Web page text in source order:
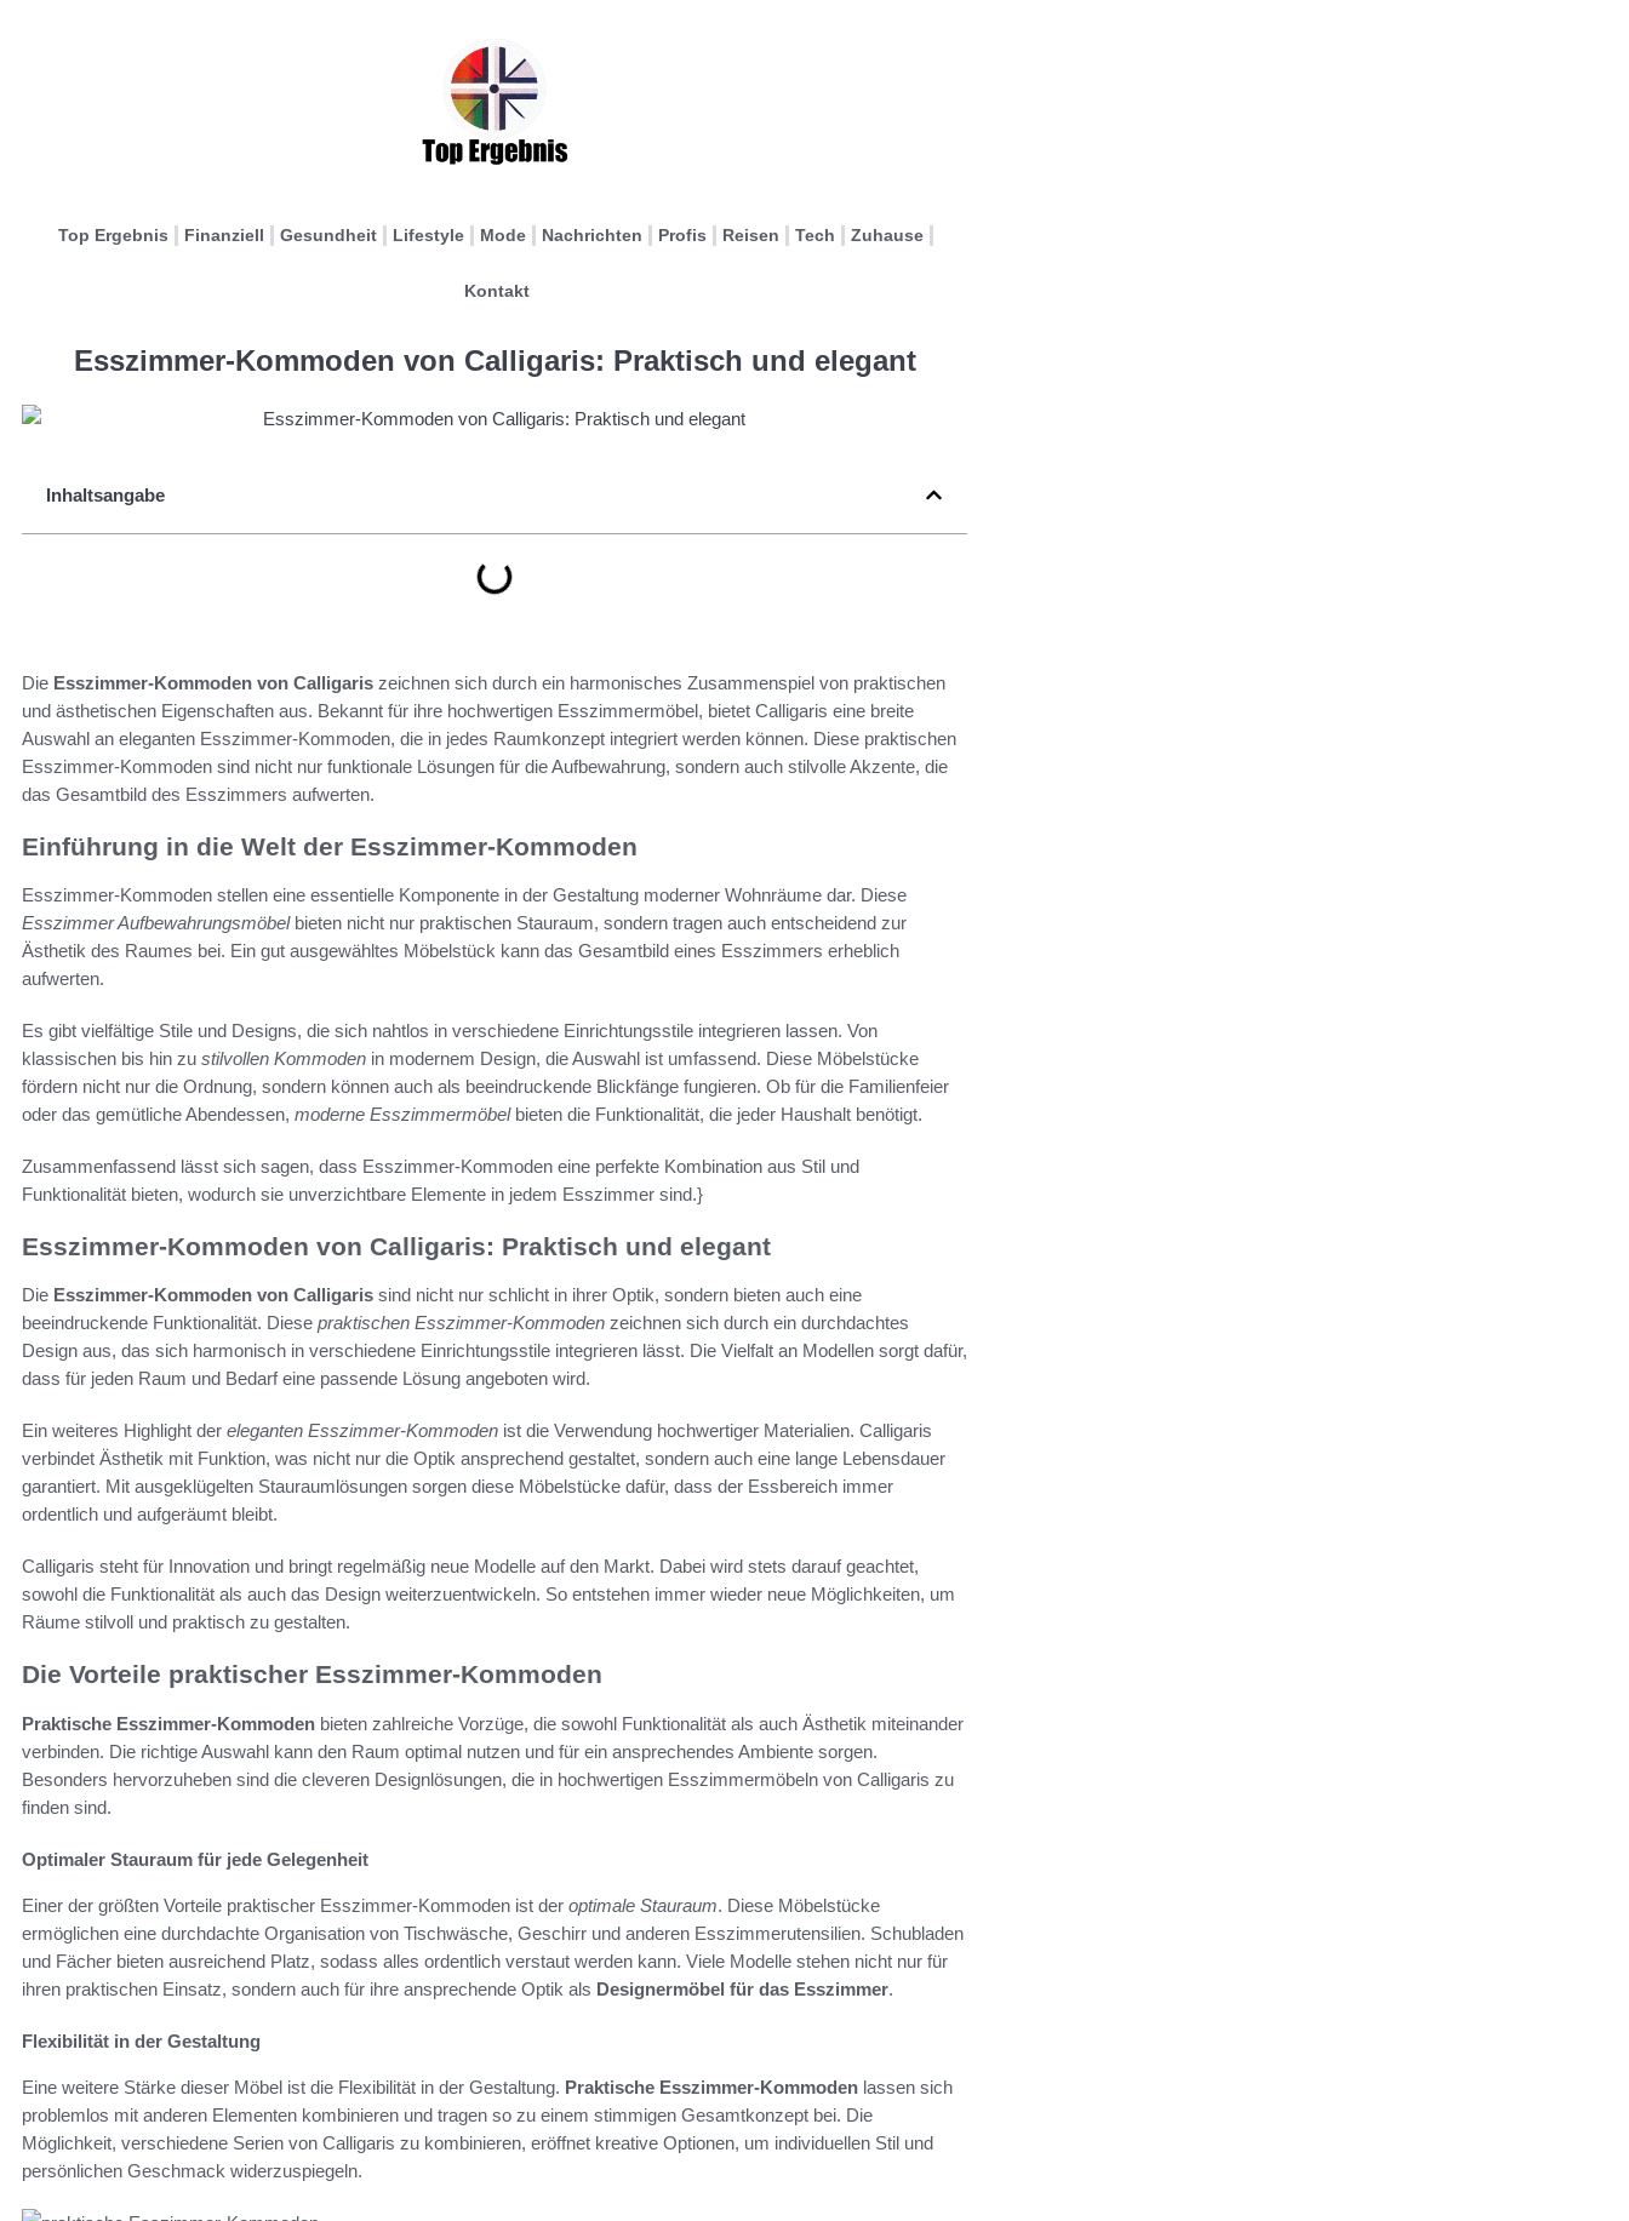
Top Ergebnis Finanziell Gesundheit Lifestyle Mode Nachrichten Profis Reisen Tech Zuhause
Kontakt
Esszimmer-Kommoden von Calligaris: Praktisch und elegant
Inhaltsangabe
Die Esszimmer-Kommoden von Calligaris zeichnen sich durch ein harmonisches Zusammenspiel von praktischen
und ästhetischen Eigenschaften aus. Bekannt für ihre hochwertigen Esszimmermöbel, bietet Calligaris eine breite
Auswahl an eleganten Esszimmer-Kommoden, die in jedes Raumkonzept integriert werden können. Diese praktischen
Esszimmer-Kommoden sind nicht nur funktionale Lösungen für die Aufbewahrung, sondern auch stilvolle Akzente, die
das Gesamtbild des Esszimmers aufwerten.
Einführung in die Welt der Esszimmer-Kommoden
Esszimmer-Kommoden stellen eine essentielle Komponente in der Gestaltung moderner Wohnräume dar. Diese
Esszimmer Aufbewahrungsmöbelbieten nicht nur praktischen Stauraum, sondern tragen auch entscheidend zur
Ästhetik des Raumes bei. Ein gut ausgewähltes Möbelstück kann das Gesamtbild eines Esszimmers erheblich
aufwerten.
Es gibt vielfältige Stile und Designs, die sich nahtlos in verschiedene Einrichtungsstile integrieren lassen. Von
klassischen bis hin zu stilvollen Kommoden in modernem Design, die Auswahl ist umfassend. Diese Möbelstücke
fördern nicht nur die Ordnung, sondern können auch als beeindruckende Blickfänge fungieren. Ob für die Familienfeier
oder das gemütliche Abendessen, moderne Esszimmermöbelbieten die Funktionalität, die jeder Haushalt benötigt.
Zusammenfassend lässt sich sagen, dass Esszimmer-Kommoden eine perfekte Kombination aus Stil und
Funktionalität bieten, wodurch sie unverzichtbare Elemente in jedem Esszimmer sind.}
Esszimmer-Kommoden von Calligaris: Praktisch und elegant
Die Esszimmer-Kommoden von Calligaris sind nicht nur schlicht in ihrer Optik, sondern bieten auch eine
beeindruckende Funktionalität. Diese praktischen Esszimmer-Kommoden zeichnen sich durch ein durchdachtes
Design aus, das sich harmonisch in verschiedene Einrichtungsstile integrieren lässt. Die Vielfalt an Modellen sorgt dafür,
dass für jeden Raum und Bedarf eine passende Lösung angeboten wird.
Ein weiteres Highlight der eleganten Esszimmer-Kommoden ist die Verwendung hochwertiger Materialien. Calligaris
verbindet Ästhetik mit Funktion, was nicht nur die Optik ansprechend gestaltet, sondern auch eine lange Lebensdauer
garantiert. Mit ausgeklügelten Stauraumlösungen sorgen diese Möbelstücke dafür, dass der Essbereich immer
ordentlich und aufgeräumt bleibt.
Calligaris steht für Innovation und bringt regelmäßig neue Modelle auf den Markt. Dabei wird stets darauf geachtet,
sowohl die Funktionalität als auch das Design weiterzuentwickeln. So entstehen immer wieder neue Möglichkeiten, um
Räume stilvoll und praktisch zu gestalten.
Die Vorteile praktischer Esszimmer-Kommoden
Praktische Esszimmer-Kommoden bieten zahlreiche Vorzüge, die sowohl Funktionalität als auch Ästhetik miteinander
verbinden. Die richtige Auswahl kann den Raum optimal nutzen und für ein ansprechendes Ambiente sorgen.
Besonders hervorzuheben sind die cleveren Designlösungen, die in hochwertigen Esszimmermöbeln von Calligaris zu
finden sind.
Optimaler Stauraum für jede Gelegenheit
Einer der größten Vorteile praktischer Esszimmer-Kommoden ist der optimale Stauraum. Diese Möbelstücke
ermöglichen eine durchdachte Organisation von Tischwäsche, Geschirr und anderen Esszimmerutensilien. Schubladen
und Fächer bieten ausreichend Platz, sodass alles ordentlich verstaut werden kann. Viele Modelle stehen nicht nur für
ihren praktischen Einsatz, sondern auch für ihre ansprechende Optik als Designermöbel für das Esszimmer.
Flexibilität in der Gestaltung
Eine weitere Stärke dieser Möbel ist die Flexibilität in der Gestaltung. Praktische Esszimmer-Kommoden lassen sich
problemlos mit anderen Elementen kombinieren und tragen so zu einem stimmigen Gesamtkonzept bei. Die
Möglichkeit, verschiedene Serien von Calligaris zu kombinieren, eröffnet kreative Optionen, um individuellen Stil und
persönlichen Geschmack widerzuspiegeln.